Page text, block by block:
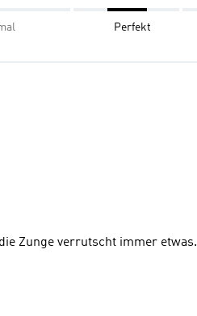
Perfekt
Zunge verrutscht immer etwas.